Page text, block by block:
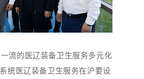
流的医辽装备卫生服务多元化
统医辽装备卫生服务在沪要设